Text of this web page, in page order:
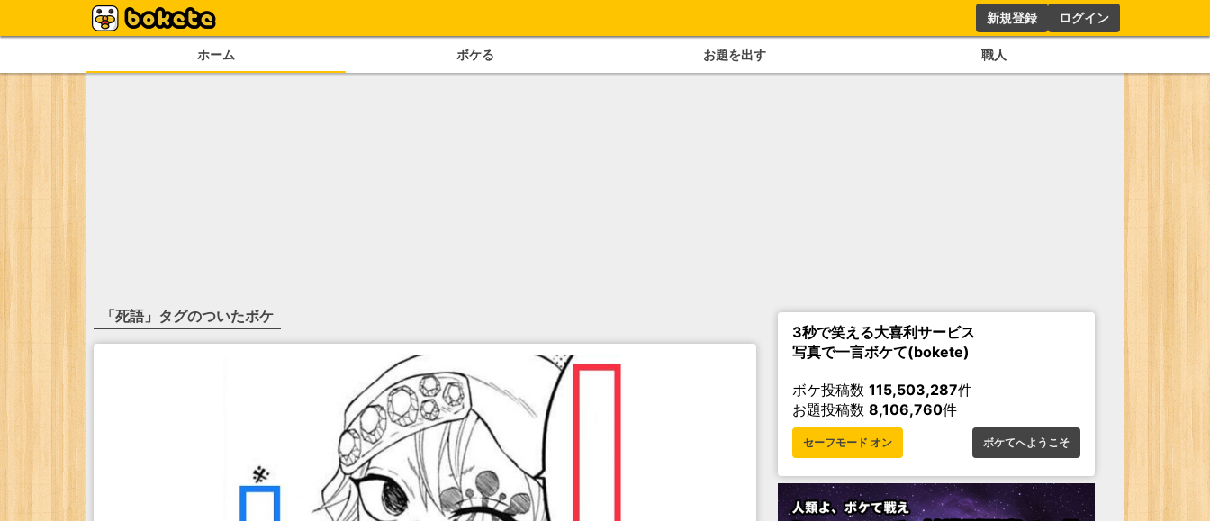
新規登録 ログイン
ホーム ボケる お題を出す 職人
「死語」タグのついたボケ
3秒で笑える大喜利サービス
写真で一言ボケて(bokete)
ボケ投稿数 115,503,287件
お題投稿数 8,106,760件
セーフモード オン ボケてへようこそ